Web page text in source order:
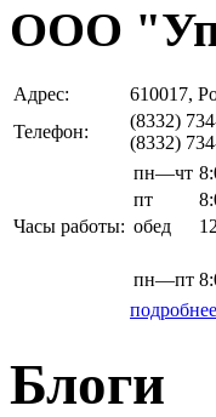
ООО
Адрес:
610017,
Телефон:
(8332)
(8332)
Часы работы:
пн—чт
пт
обед
пн—пт
подробнее
Блоги